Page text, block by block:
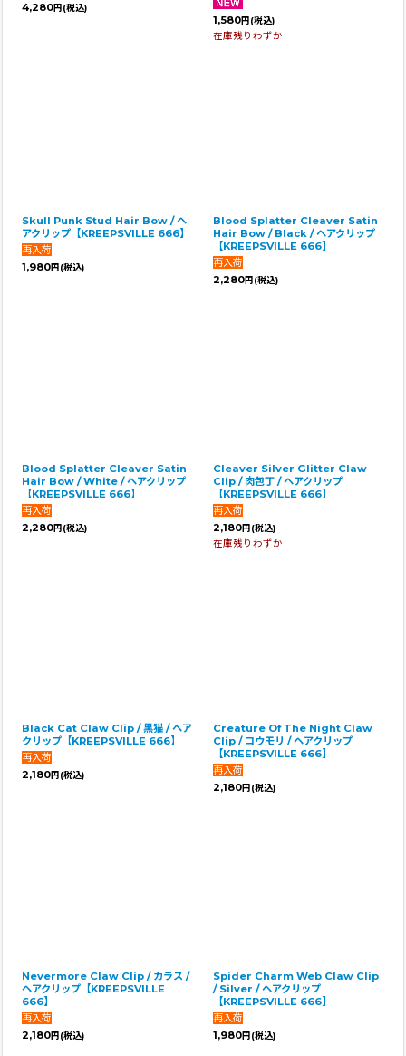
4,280円 (税込)
1,580円 (税込)
在庫残りわずか
Skull Punk Stud Hair Bow / ヘ
アクリップ【KREEPSVILLE 666】
1,980円 (税込)
Blood Splatter Cleaver Satin
Hair Bow / Black / ヘアクリップ
【KREEPSVILLE 666】
2,280円 (税込)
Blood Splatter Cleaver Satin
Hair Bow / White / ヘアクリップ
【KREEPSVILLE 666】
2,280円 (税込)
Cleaver Silver Glitter Claw
Clip / 肉包丁 / ヘアクリップ
【KREEPSVILLE 666】
2,180円 (税込)
在庫残りわずか
Black Cat Claw Clip / 黒猫 / ヘア
クリップ【KREEPSVILLE 666】
2,180円 (税込)
Creature Of The Night Claw
Clip / コウモリ / ヘアクリップ
【KREEPSVILLE 666】
2,180円 (税込)
Nevermore Claw Clip / カラス /
ヘアクリップ【KREEPSVILLE
666】
2,180円 (税込)
Spider Charm Web Claw Clip
/ Silver / ヘアクリップ
【KREEPSVILLE 666】
1,980円 (税込)